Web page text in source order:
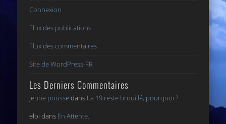
Connexion
Flux des publications
Flux des commentaires
Site de WordPress-FR
Les Derniers Commentaires
jeune poussedans La 19 reste brouillé, pourquoi ?
eloi dans En Attente..